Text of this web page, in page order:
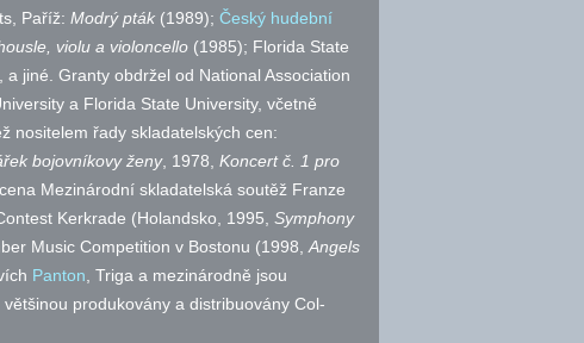
Paříž: Modrý pták (1989); Český hudební
violu a violoncello (1985); Florida State
a jiné. Granty obdržel od National Association
a Florida State University, včetně
nositelem řady skladatelských cen:
bojovníkovy ženy, 1978, Koncertč.
1 pro
Mezinárodní skladatelská soutěž Franze
Kerkrade (Holandsko, 1995, Symphony
Music Competition v Bostonu (1998, Angels
Panton , Triga a mezinárodně jsou
produkovány a distribuovány Col-